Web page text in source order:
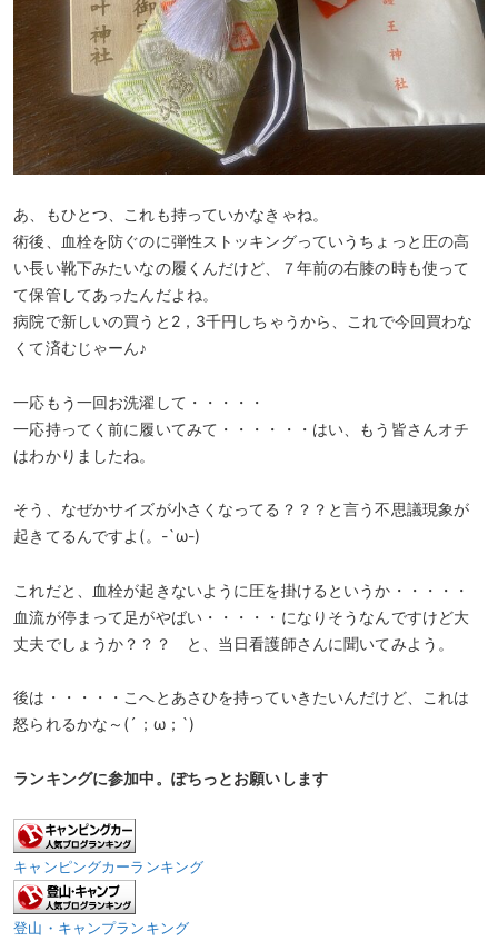
あ、もひとつ、これも持っていかなきゃね。
術後、血栓を防ぐのに弾性ストッキングっていうちょっと圧の高
い長い靴下みたいなの履くんだけど、７年前の右膝の時も使って
て保管してあったんだよね。
病院で新しいの買うと2，3千円しちゃうから、これで今回買わな
くて済むじゃーん♪
一応もう一回お洗濯して・・・・・
一応持ってく前に履いてみて・・・・・・はい、もう皆さんオチ
はわかりましたね。
そう、なぜかサイズが小さくなってる？？？と言う不思議現象が
起きてるんですよ(。-`ω-)
これだと、血栓が起きないように圧を掛けるというか・・・・・
血流が停まって足がやばい・・・・・になりそうなんですけど大
丈夫でしょうか？？？ と、当日看護師さんに聞いてみよう。
後は・・・・・こへとあさひを持っていきたいんだけど、これは
怒られるかな～(´；ω；`)
ランキングに参加中。ぽちっとお願いします
キャンピングカーランキング
登山・キャンプランキング